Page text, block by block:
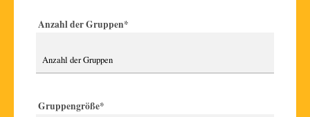
Anzahl der Gruppen*
Gruppengröße*